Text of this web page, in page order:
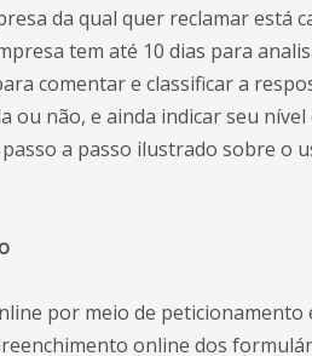
da qual quer reclamar está
tem até 10 dias para
comentar e classificar a
ou não, e ainda indicar seu nível
a passo ilustrado sobre o
por meio de peticionamento
online dos